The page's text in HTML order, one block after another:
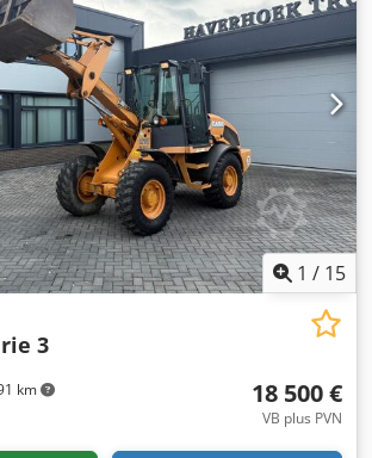
1 / 15
km
3
18 500 €
VB plus PVN